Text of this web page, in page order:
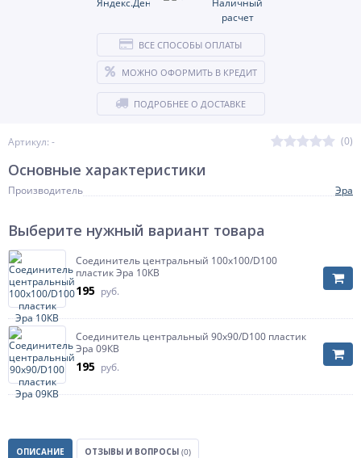
Артикул: - (0)
ВСЕ СПОСОБЫ ОПЛАТЫ
МОЖНО ОФОРМИТЬ В КРЕДИТ
ПОДРОБНЕЕ О ДОСТАВКЕ
Основные характеристики
Производитель Эра
Выберите нужный вариант товара
Соединитель центральный 100х100/D100
пластик Эра 10КВ
195 руб.
Соединитель центральный 90х90/D100 пластик
Эра 09КВ
195 руб.
ОПИСАНИЕ ОТЗЫВЫ И ВОПРОСЫ (0)